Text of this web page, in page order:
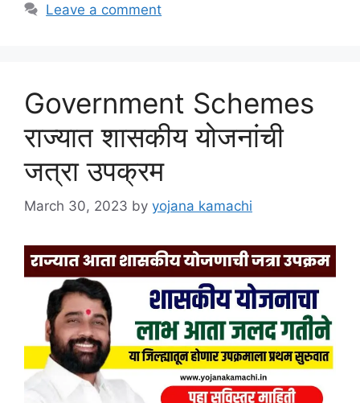
Leave a comment
Government Schemes
राज्यात शासकीय योजनांची
जत्रा उपक्रम
March 30, 2023 by yojana kamachi